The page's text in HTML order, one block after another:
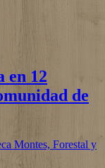
en 12
de
Montes, Forestal y